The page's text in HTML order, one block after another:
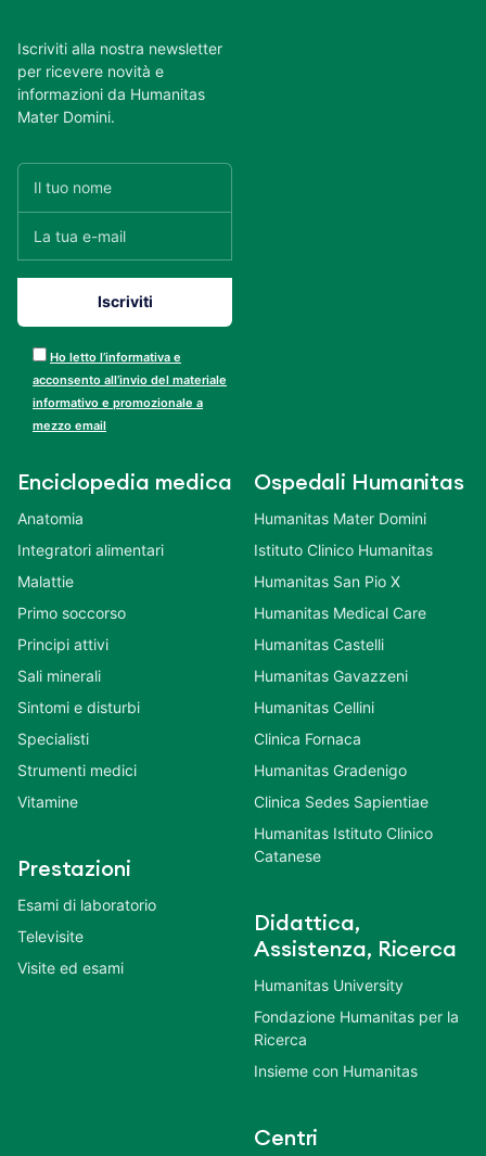
Iscriviti alla nostra newsletter
per ricevere novità e
informazioni da Humanitas
Mater Domini.
Ho letto l’informativa e
acconsento all’invio del materiale
informativo e promozionale a
mezzo email
Enciclopedia medica
Anatomia
Integratori alimentari
Malattie
Primo soccorso
Principi attivi
Sali minerali
Sintomi e disturbi
Specialisti
Strumenti medici
Vitamine
Prestazioni
Esami di laboratorio
Televisite
Visite ed esami
Ospedali Humanitas
Humanitas Mater Domini
Istituto Clinico Humanitas
Humanitas San Pio X
Humanitas Medical Care
Humanitas Castelli
Humanitas Gavazzeni
Humanitas Cellini
Clinica Fornaca
Humanitas Gradenigo
Clinica Sedes Sapientiae
Humanitas Istituto Clinico
Catanese
Didattica,
Assistenza, Ricerca
Humanitas University
Fondazione Humanitas per la
Ricerca
Insieme con Humanitas
Centri